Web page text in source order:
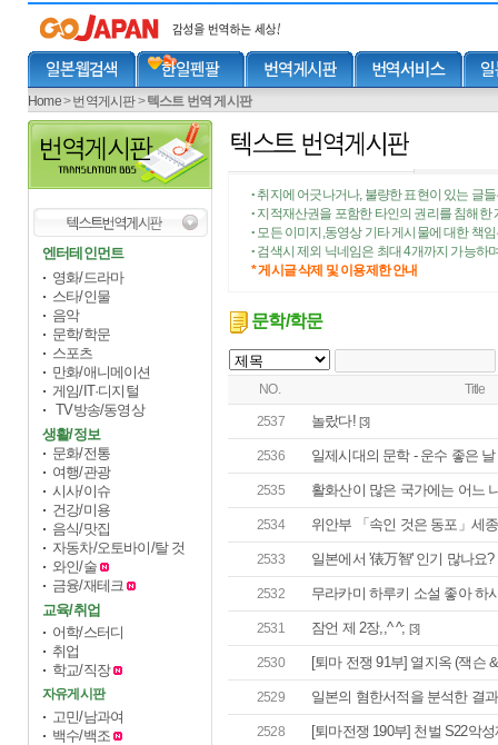
Home>번역게시판>텍스트 번역 게시판
엔터테인먼트
영화/드라마
스타/인물
음악
문학/학문
스포츠
만화/애니메이션
게임/IT·디지털
TV방송/동영상
생활/정보
문화/전통
여행/관광
시사/이슈
건강/미용
음식/맛집
자동차/오토바이/탈 것
와인/술
금융/재테크
교육/취업
어학/스터디
취업
학교/직장
자유게시판
고민/남과여
백수/백조
• 취지에 어긋나거나, 불량한 표현이 있는 글
• 지적재산권을 포함한 타인의 권리를 침해한
• 모든 이미지,동영상 기타 게시물에 대한 책
• 검색시 제외 닉네임은 최대 4개까지 가능하
* 게시글 삭제 및 이용제한 안내
문학/학문
NO. Title
2537 놀랐다! [3]
2536 일제시대의 문학 - 운수 좋은 날
2535 활화산이 많은 국가에는 어느
2534 위안부 「속인 것은 동포」세
2533 일본에서 '俵万智' 인기 많나요?
2532 무라카미 하루키 소설 좋아 하
2531 잠언 제 2장,,^ ^; [3]
2530 [퇴마 전쟁 91부] 열지옥 (잭슨
2529 일본의 혐한서적을 분석한 결과
2528 [퇴마전쟁 190부] 천벌 S22악